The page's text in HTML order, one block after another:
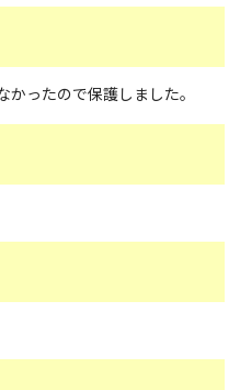
ったので保護しました。